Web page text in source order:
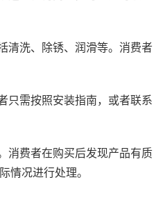
洗、除锈、润滑等。消费者
需按照安装指南，或者联系
费者在购买后发现产品有质
情况进行处理。